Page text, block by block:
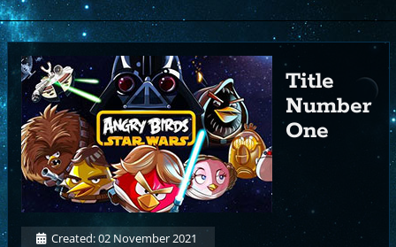
Title
Number
One
Created: 02 November 2021